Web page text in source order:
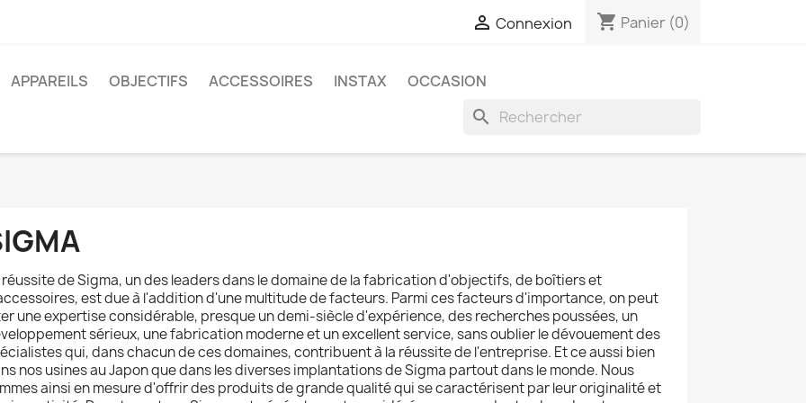
 Connexion shopping_cart Panier (0)
APPAREILS OBJECTIFS ACCESSOIRES INSTAX OCCASION
search
réussite de Sigma, un des leaders dans le domaine de la fabrication d'objectifs, de boîtiers et
est due à l'addition d'une multitude de facteurs. Parmi ces facteurs d'importance, on peut
une expertise considérable, presque un demi-siècle d'expérience, des recherches poussées, un
sérieux, une fabrication moderne et un excellent service, sans oublier le dévouement des
qui, dans chacun de ces domaines, contribuent à la réussite de l'entreprise. Et ce aussi bien
nos usines au Japon que dans les diverses implantations de Sigma partout dans le monde. Nous
ainsi en mesure d'offrir des produits de grande qualité qui se caractérisent par leur originalité et